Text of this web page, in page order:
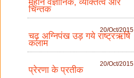
चिन्तक
20/Oct/2015
चढ़ अग्निपंख उड़ गये राष्ट्रऋषि
कलाम
20/Oct/2015
प्रेरणा के प्रतीक